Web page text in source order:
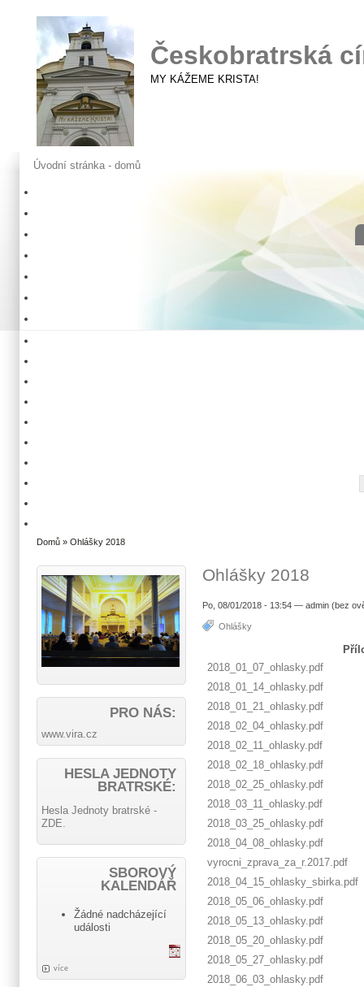
Českobratrská
MY KÁŽEME KRISTA!
Úvodní stránka - domů
Domů » Ohlášky 2018
Ohlášky 2018
Po, 08/01/2018 - 13:54 — admin (bez
Ohlášky
2018_01_07_ohlasky.pdf
2018_01_14_ohlasky.pdf
2018_01_21_ohlasky.pdf
2018_02_04_ohlasky.pdf
2018_02_11_ohlasky.pdf
2018_02_18_ohlasky.pdf
2018_02_25_ohlasky.pdf
2018_03_11_ohlasky.pdf
2018_03_25_ohlasky.pdf
2018_04_08_ohlasky.pdf
vyrocni_zprava_za_r.2017.pdf
2018_04_15_ohlasky_sbirka.pdf
2018_05_06_ohlasky.pdf
2018_05_13_ohlasky.pdf
2018_05_20_ohlasky.pdf
2018_05_27_ohlasky.pdf
2018_06_03_ohlasky.pdf
PRO NÁS:
www.vira.cz
HESLA JEDNOTY
BRATRSKÉ:
Hesla Jednoty bratrské -
ZDE.
SBOROVÝ
KALENDÁŘ
Žádné nadcházející
události
více